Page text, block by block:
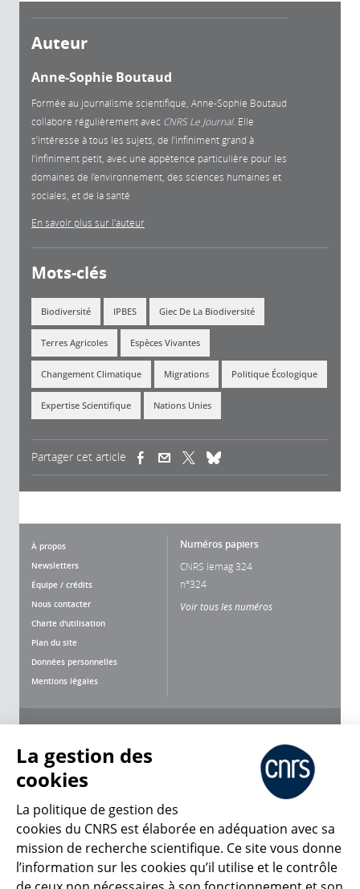
Auteur
Anne-Sophie Boutaud
Formée au journalisme scientifique, Anne-Sophie Boutaud
collabore régulièrement avec CNRS Le Journal. Elle
s’intéresse à tous les sujets, de l’infiniment grand à
l’infiniment petit, avec une appétence particulière pour les
domaines de l’environnement, des sciences humaines et
sociales, et de la santé
En savoir plus sur l'auteur
Mots-clés
Biodiversité IPBES Giec De La Biodiversité
Terres Agricoles Espèces Vivantes
Changement Climatique Migrations Politique Écologique
Expertise Scientifique Nations Unies
Partager cet article (link is external)(link is external)
À propos
Newsletters
Équipe / crédits
Nous contacter
Charte d'utilisation
Plan du site
Données personnelles
Mentions légales
Numéros papiers
CNRS lemag 324
n°324
Voir tous les numéros
CNRS Le Mag
La gestion des
cookies
La politique de gestion des
cookies du CNRS est élaborée en adéquation avec sa
mission de recherche scientifique. Ce site vous donne
l’information sur les cookies qu’il utilise et le contrôle